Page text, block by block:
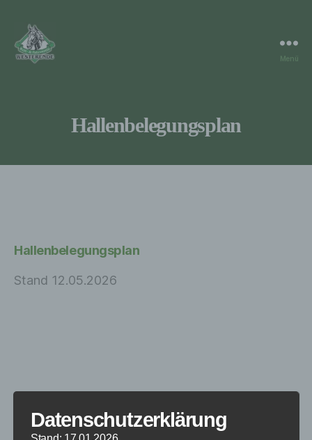
Menü
Hallenbelegungsplan
Hallenbelegungsplan
Stand 12.05.2026
Datenschutzerklärung